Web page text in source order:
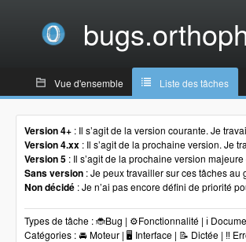
Vue d'ensemble Liste des tâches
Version 4+ : Il s’agit de la version courante. Je
Version 4.xx : Il s’agit de la prochaine version. Je
Version 5 : Il s’agit de la prochaine version
Sans version : Je peux travailler sur ces tâches au
Non décidé : Je n’ai pas encore défini de priorité
Types de tâche : 🐞Bug | ⚙️Fonctionnalité | ℹ️
Catégories : 🚘 Moteur | 🖥 Interface | 📝 Dictée | ‼️